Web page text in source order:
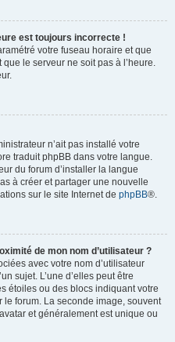
est toujours incorrecte !
votre fuseau horaire et que
le serveur ne soit pas à l’heure.
n’ait pas installé votre
traduit phpBB dans votre langue.
du forum d’installer la langue
à créer et partager une nouvelle
sur le site Internet de phpBB®.
de mon nom d’utilisateur ?
avec votre nom d’utilisateur
sujet. L’une d’elles peut être
étoiles ou des blocs indiquant votre
le forum. La seconde image, souvent
et généralement est unique ou